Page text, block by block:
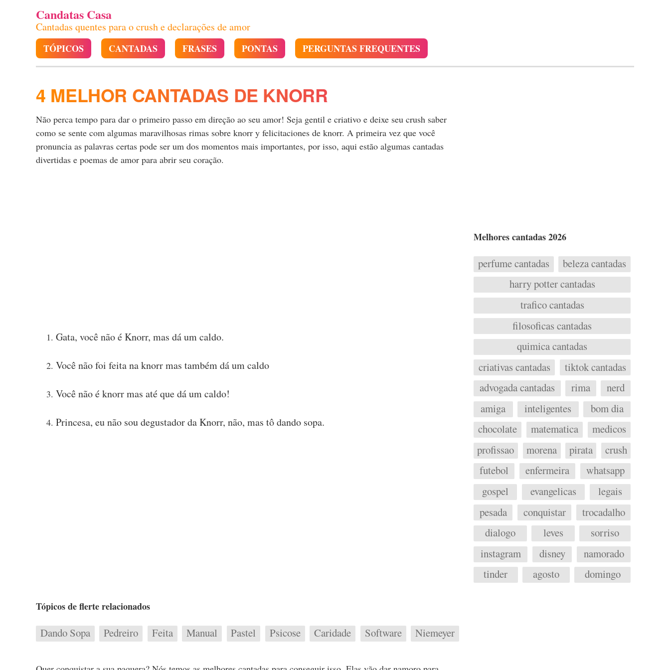
Candatas Casa
Cantadas quentes para o crush e declarações de amor
TÓPICOS CANTADAS FRASES PONTAS PERGUNTAS FREQUENTES
4 MELHOR CANTADAS DE KNORR
Não perca tempo para dar o primeiro passo em direção ao seu amor! Seja gentil e criativo e deixe seu crush saber
como se sente com algumas maravilhosas rimas sobre knorr y felicitaciones de knorr. A primeira vez que você
pronuncia as palavras certas pode ser um dos momentos mais importantes, por isso, aqui estão algumas cantadas
divertidas e poemas de amor para abrir seu coração.
Gata, você não é Knorr, mas dá um caldo.
Você não foi feita na knorr mas também dá um caldo
Você não é knorr mas até que dá um caldo!
Princesa, eu não sou degustador da Knorr, não, mas tô dando sopa.
Tópicos de flerte relacionados
Dando Sopa Pedreiro Feita Manual Pastel Psicose Caridade Software Niemeyer
Melhores cantadas 2026
perfume cantadas
beleza cantadas
harry potter cantadas
trafico cantadas
filosoficas cantadas
quimica cantadas
criativas cantadas
tiktok cantadas
advogada cantadas
rima
nerd
amiga
inteligentes
bom dia
chocolate
matematica
medicos
profissao
morena pirata
crush
futebol
enfermeira
whatsapp
gospel
evangelicas
legais
pesada
conquistar
trocadalho
dialogo
leves
sorriso
instagram
disney
namorado
tinder
agosto domingo